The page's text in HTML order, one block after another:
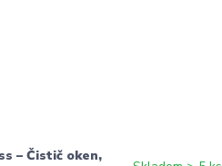
– Čistič oken,